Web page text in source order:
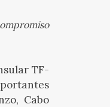
TF-
Cabo